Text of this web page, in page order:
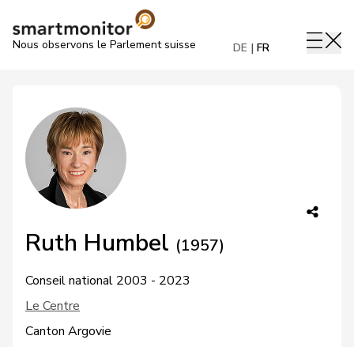
Nous observons le Parlement suisse DE FR
Ruth Humbel (1957)
Conseil national 2003 - 2023
Le Centre
Canton Argovie